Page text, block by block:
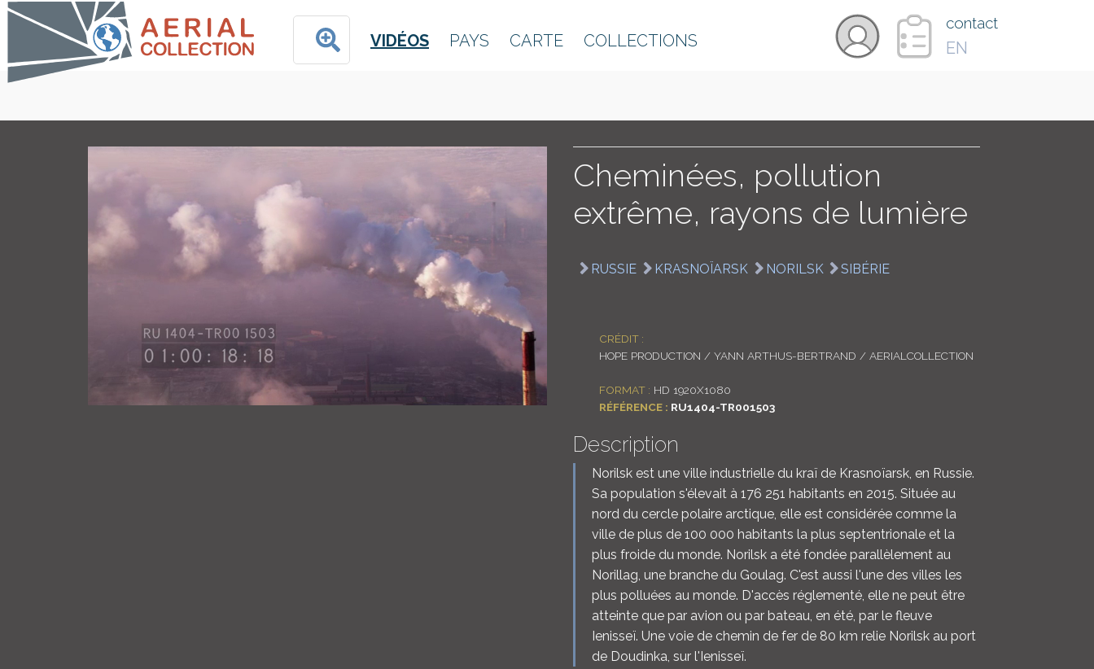
VIDÉOS PAYS CARTE COLLECTIONS
contact
EN
COLLECTIONS
Cheminées, pollution
extrême, rayons de lumière
RUSSIE KRASNOÏARSK NORILSK SIBÉRIE
CRÉDIT :
HOPE PRODUCTION / YANN ARTHUS-BERTRAND / AERIALCOLLECTION
FORMAT : HD 1920X1080
RÉFÉRENCE : RU1404-TR001503
Description
Norilsk est une ville industrielle du kraï de Krasnoïarsk, en Russie.
Sa population s'élevait à 176 251 habitants en 2015. Située au
nord du cercle polaire arctique, elle est considérée comme la
ville de plus de 100 000 habitants la plus septentrionale et la
plus froide du monde. Norilsk a été fondée parallèlement au
Norillag, une branche du Goulag. C'est aussi l'une des villes les
plus polluées au monde. D'accès réglementé, elle ne peut être
atteinte que par avion ou par bateau, en été, par le fleuve
Ienisseï. Une voie de chemin de fer de 80 km relie Norilsk au port
de Doudinka, sur l'Ienisseï.